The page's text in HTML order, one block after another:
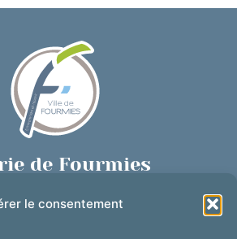
le consentement
de Fourmies
03 27 59 69 79